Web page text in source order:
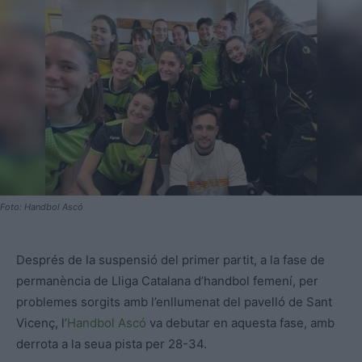
Foto: Handbol Ascó
Després de la suspensió del primer partit, a la fase de
permanència de Lliga Catalana d’handbol femení, per
problemes sorgits amb l’enllumenat del pavelló de Sant
Vicenç, l’Handbol Ascó va debutar en aquesta fase, amb
derrota a la seua pista per 28-34.